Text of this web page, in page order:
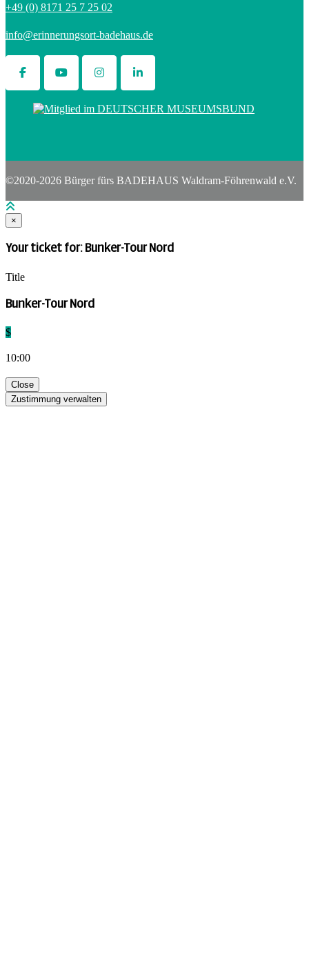
+49 (0) 8171 25 7 25 02
info@erinnerungsort-badehaus.de
©2020-2026 Bürger fürs BADEHAUS Waldram-Föhrenwald e.V.
×
Your ticket for: Bunker-Tour Nord
Title
Bunker-Tour Nord
$
10:00
Close
Zustimmung verwalten